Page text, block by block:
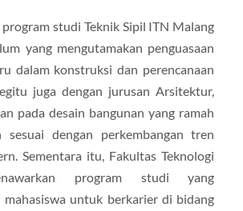
program studi Teknik Sipil ITN Malang
yang mengutamakan penguasaan
dalam konstruksi dan perencanaan
juga dengan jurusan Arsitektur,
pada desain bangunan yang ramah
sesuai dengan perkembangan tren
Sementara itu, Fakultas Teknologi
program studi yang
mahasiswa untuk berkarier di bidang